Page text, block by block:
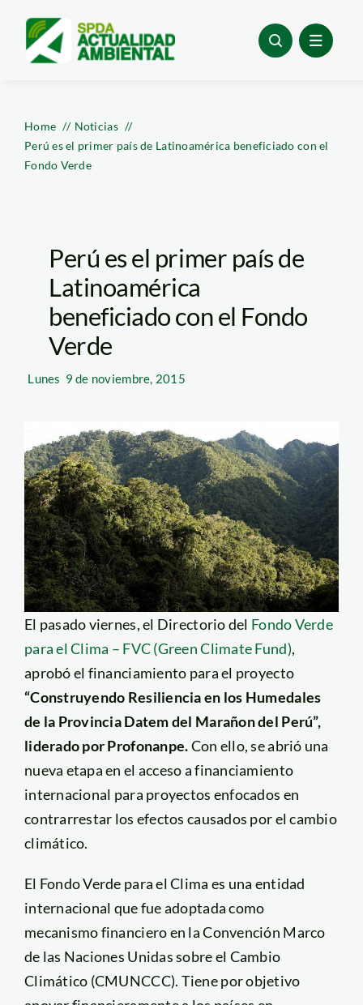
content
Home
Noticias
Perú es el primer país de Latinoamérica beneficiado con el
Fondo Verde
Perú es el primer país de
Latinoamérica
beneficiado con el Fondo
Verde
Lunes 9 de noviembre, 2015
El pasado viernes, el Directorio del Fondo Verde
para el Clima – FVC (Green Climate Fund),
aprobó el financiamiento para el proyecto
“Construyendo Resiliencia en los Humedales
de la Provincia Datem del Marañon del Perú”,
liderado por Profonanpe.Con ello, se abrió una
nueva etapa en el acceso a financiamiento
internacional para proyectos enfocados en
contrarrestar los efectos causados por el cambio
climático.
El Fondo Verde para el Clima es una entidad
internacional que fue adoptada como
mecanismo financiero en la Convención Marco
de las Naciones Unidas sobre el Cambio
Climático (CMUNCCC). Tiene por objetivo